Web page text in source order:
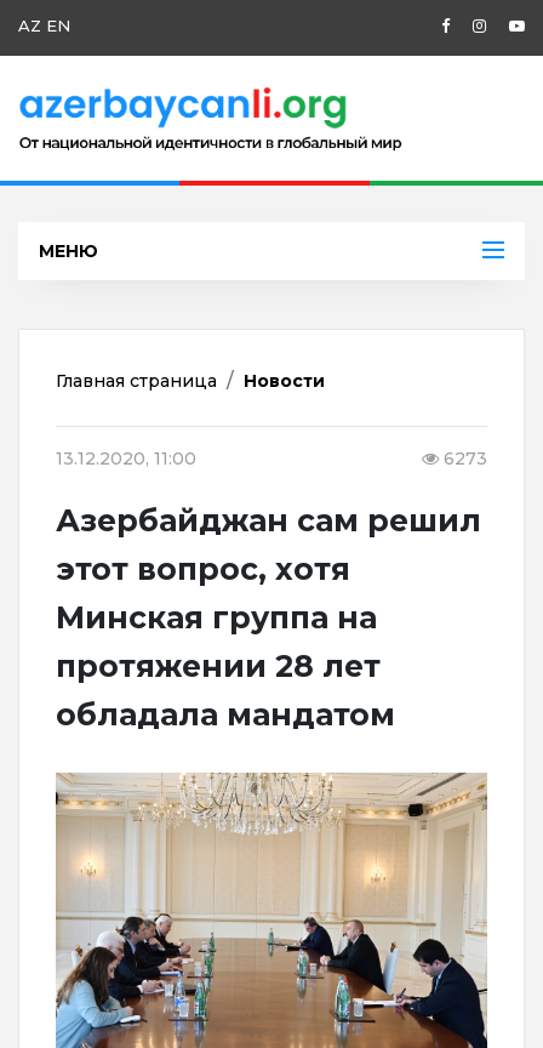
AZ EN
МЕНЮ
Главная страница Новости
13.12.2020, 11:00 6273
Азербайджан сам решил
этот вопрос, хотя
Минская группа на
протяжении 28 лет
обладала мандатом